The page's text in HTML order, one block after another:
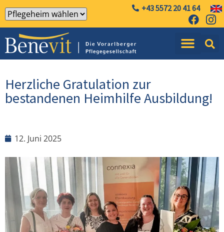
+43 5572 20 41 64
Herzliche Gratulation zur
bestandenen Heimhilfe Ausbildung!
12. Juni 2025